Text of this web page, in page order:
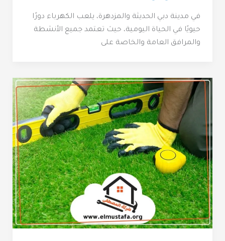
في مدينة دبي الحديثة والمزدهرة، يلعب الكهرباء دورًا
حيويًا في الحياة اليومية، حيث تعتمد جميع الأنشطة
والمرافق العامة والخاصة على